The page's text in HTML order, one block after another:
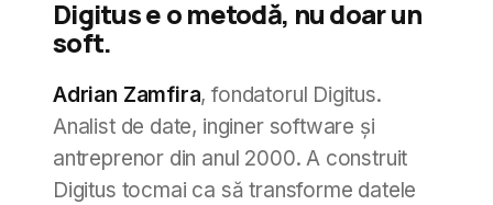
Digitus e o metodă, nu doar un
soft.
Adrian Zamfira, fondatorul Digitus.
Analist de date, inginer software și
antreprenor din anul 2000. A construit
Digitus tocmai ca să transforme datele